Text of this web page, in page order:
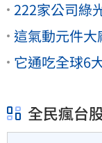
222家公司綠
這氣動元件
它通吃全球6
全民瘋台